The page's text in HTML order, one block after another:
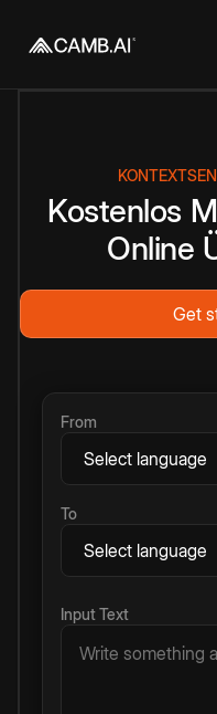
Kostenlos
Online
Get
From
To
Input Text